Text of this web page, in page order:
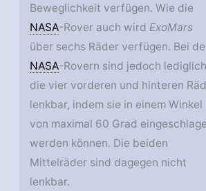
Beweglichkeit verfügen. Wie die
NASA-Rover auch wirdExoMars
über sechs Räder verfügen. Bei
NASA-Rovern sind jedoch lediglich
die vier vorderen und hinteren
lenkbar, indem sie in einem Winkel
von maximal 60 Grad
werden können. Die beiden
Mittelräder sind dagegen nicht
lenkbar.